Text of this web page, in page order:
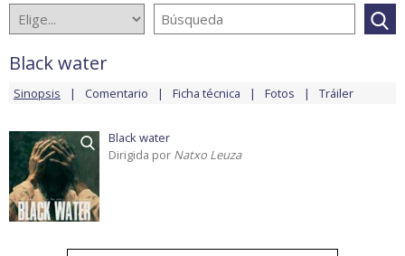
Black water
Sinopsis Comentario Ficha técnica Fotos Tráiler
Black water
Dirigida por Natxo Leuza